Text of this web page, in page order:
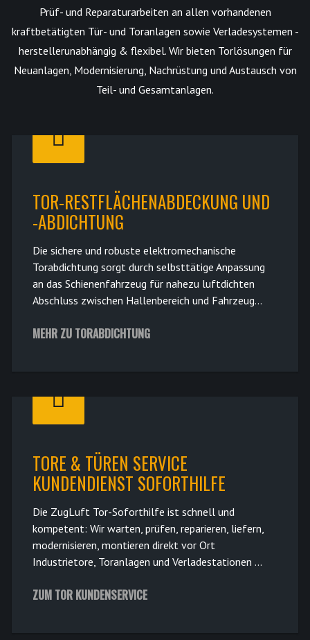
Prüf- und Reparaturarbeiten an allen vorhandenen
kraftbetätigten Tür- und Toranlagen sowie Verladesystemen -
herstellerunabhängig & flexibel. Wir bieten Torlösungen für
Neuanlagen, Modernisierung, Nachrüstung und Austausch von
Teil- und Gesamtanlagen.
TOR-RESTFLÄCHENABDECKUNG UND
-ABDICHTUNG
Die sichere und robuste elektromechanische
Torabdichtung sorgt durch selbsttätige Anpassung
an das Schienenfahrzeug für nahezu luftdichten
Abschluss zwischen Hallenbereich und Fahrzeug...
MEHR ZU TORABDICHTUNG
TORE & TÜREN SERVICE
KUNDENDIENST SOFORTHILFE
Die ZugLuft Tor-Soforthilfe ist schnell und
kompetent: Wir warten, prüfen, reparieren, liefern,
modernisieren, montieren direkt vor Ort
Industrietore, Toranlagen und Verladestationen ...
ZUM TOR KUNDENSERVICE